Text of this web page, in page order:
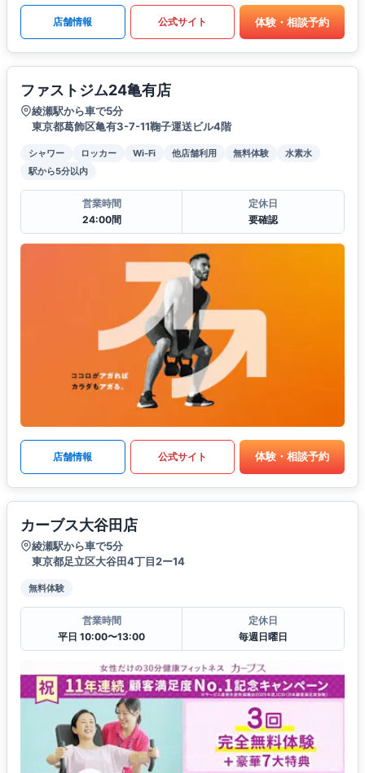
店舗情報 公式サイト 体験・相談予約
ファストジム24亀有店
綾瀬駅から車で5分
東京都葛飾区亀有3-7-11鞠子運送ビル4階
シャワー ロッカー Wi-Fi 他店舗利用 無料体験
水素水
駅から5分以内
営業時間
24:00間
定休日
要確認
店舗情報 公式サイト 体験・相談予約
カーブス大谷田店
綾瀬駅から車で5分
東京都足立区大谷田4丁目2ー14
無料体験
営業時間
平日 10:00〜13:00
定休日
毎週日曜日